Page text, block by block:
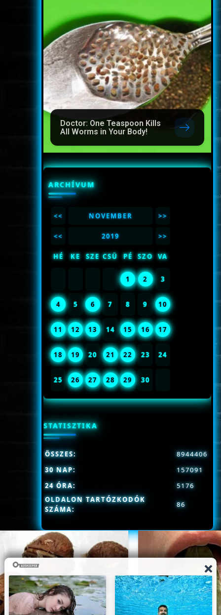
Doctor: One Teaspoon Kills
All Worms in Your Body!
ARCHÍVUM
<< NOVEMBER >>
<< 2019 >>
HÉ KE SZE CSÜ PÉ SZO VA
1 2 3
4 5 6 7 8 9 10
11 12 13 14 15 16 17
18 19 20 21 22 23 24
25 26 27 28 29 30
STATISZTIKA
OLDALON TARTÓZKODÓK
SZÁMA:
86
ÖSSZES:
8944406
30 NAP:
157091
24 ÓRA:
5176